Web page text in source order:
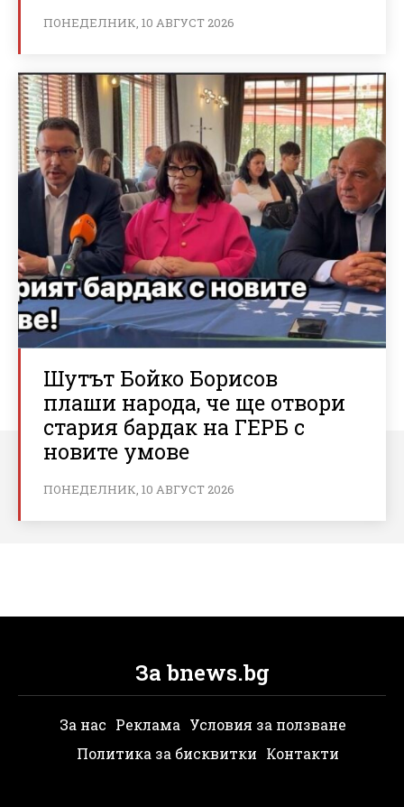
ПОНЕДЕЛНИК, 10 АВГУСТ 2026
Шутът Бойко Борисов
плаши народа, че ще отвори
стария бардак на ГЕРБ с
новите умове
ПОНЕДЕЛНИК, 10 АВГУСТ 2026
За bnews.bg
За нас Реклама Условия за ползване
Политика за бисквитки Контакти